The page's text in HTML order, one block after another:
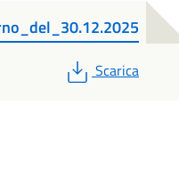
PDF
Scarica